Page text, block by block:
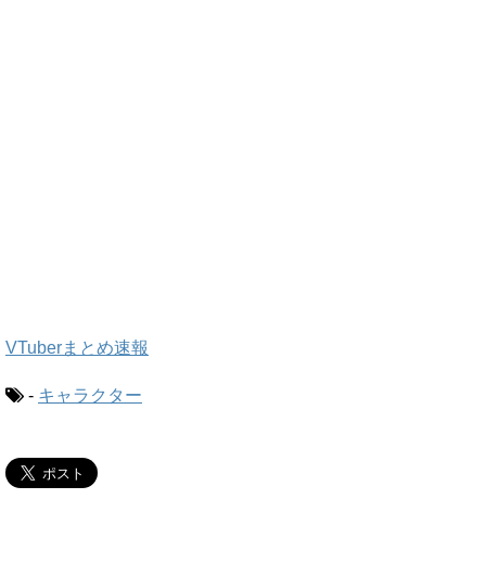
VTuberまとめ速報
- キャラクター